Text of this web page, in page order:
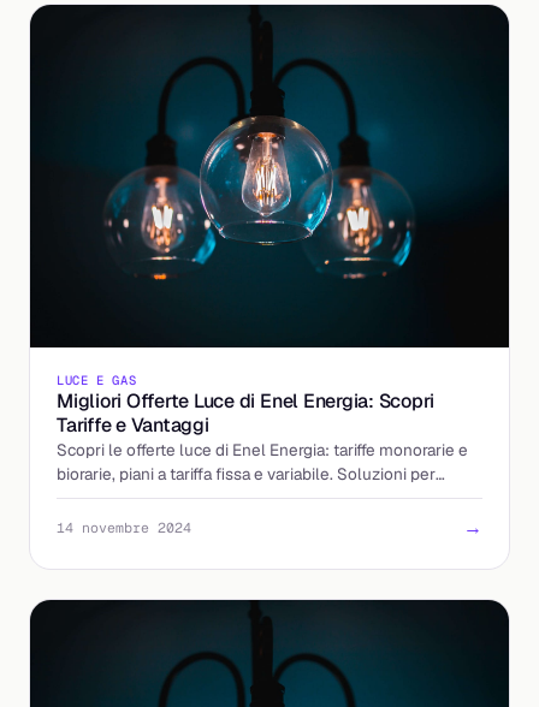
LUCE E GAS
Migliori Offerte Luce di Enel Energia: Scopri
Tariffe e Vantaggi
Scopri le offerte luce di Enel Energia: tariffe monorarie e
biorarie, piani a tariffa fissa e variabile. Soluzioni per
privati e aziende.
14 novembre 2024 →